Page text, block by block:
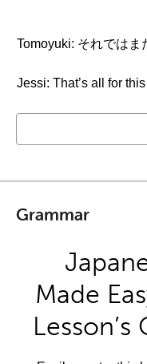
Tomoyuki: それではま
Jessi: That’s all for
Grammar
Made